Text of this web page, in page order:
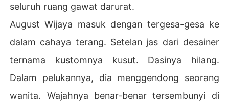
seluruh ruang gawat darurat.
August Wijaya masuk dengan tergesa-gesa ke
dalam cahaya terang. Setelan jas dari desainer
ternama kustomnya kusut. Dasinya hilang.
Dalam pelukannya, dia menggendong seorang
wanita. Wajahnya benar-benar tersembunyi di